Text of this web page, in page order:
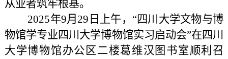
从业者筑牢根基。
2025年9月 29 日上午， “四川大学文物与博
物馆学专业四川大学博物馆实习启动会”在四川
大学博物馆办公区二楼葛维汉图书室顺利召